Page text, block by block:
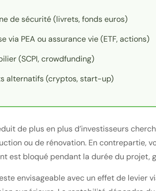
de sécurité (livrets, fonds euros)
via PEA ou assurance vie (ETF, actions)
(SCPI, crowdfunding)
alternatifs (cryptos, start-up)
de plus en plus d’investisseurs
ou de rénovation. En contrepartie,
est bloqué pendant la durée du projet,
envisageable avec un effet de levier